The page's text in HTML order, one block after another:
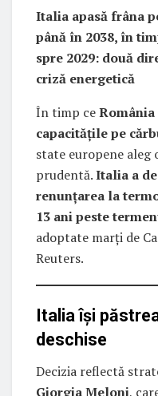
Italia apasă frâna
până în 2038, în
spre 2029: două
criză energetică
În timp ce
capacitățile pe
state europene aleg
prudentă.Italia a
renunțarea la
13 ani peste
adoptate marți de
Reuters.
Italia își
deschise
Decizia reflectă
Giorgia Meloni,